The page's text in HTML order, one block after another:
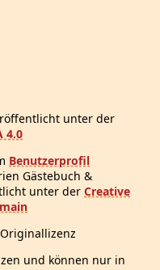
unter der
4.0
Benutzerprofil
Gästebuch &
unter der Creative
und können nur in